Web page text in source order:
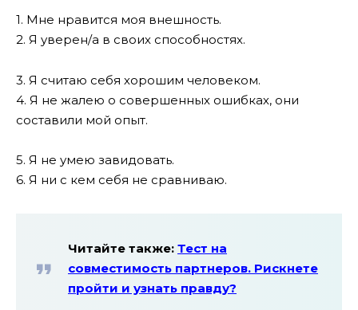
1. Мне нравится моя внешность.
2. Я уверен/а в своих способностях.
3. Я считаю себя хорошим человеком.
4. Я не жалею о совершенных ошибках, они
составили мой опыт.
5. Я не умею завидовать.
6. Я ни с кем себя не сравниваю.
Читайте также: Тест на
совместимость партнеров. Рискнете
пройти и узнать правду?